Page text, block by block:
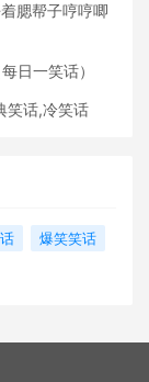
腮帮子哼哼唧
日一笑话）
笑话,冷笑话
爆笑笑话